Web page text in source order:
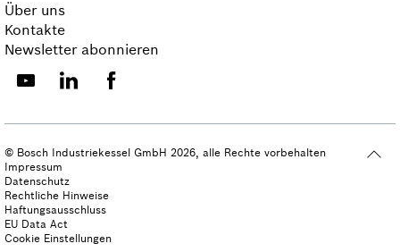
Über uns
Kontakte
Newsletter abonnieren
© Bosch Industriekessel GmbH 2026, alle Rechte vorbehalten
Impressum
Datenschutz
Rechtliche Hinweise
Haftungsausschluss
EU Data Act
Cookie Einstellungen